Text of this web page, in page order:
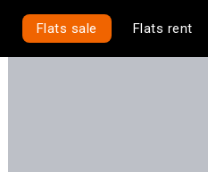
Flats sale Flats rent